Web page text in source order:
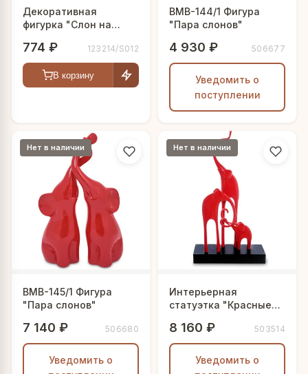
Декоративная
фигурка "Слон на
774 ₽ 123214/S012
В корзину
BMB-144/1 Фигура
"Пара слонов"
4 930 ₽ 506677
Уведомить о
поступлении
Нет в наличии
BMB-145/1 Фигура
"Пара слонов"
7 140 ₽ 506680
Уведомить о
Нет в наличии
Интерьерная
статуэтка "Красные
8 160 ₽ 503514
Уведомить о